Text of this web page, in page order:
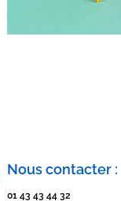
Nous contacter :
01 43 43 44 32